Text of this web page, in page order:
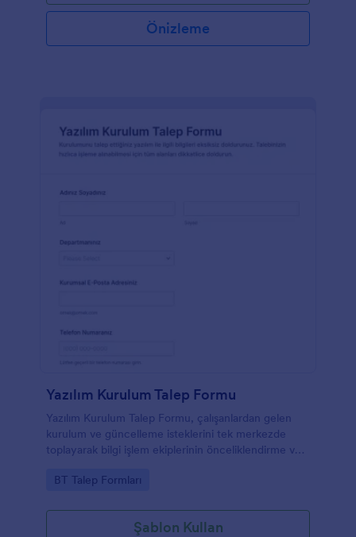
Önizleme
Yazılım Kurulum Talep Formu
Yazılım Kurulum Talep Formu, çalışanlardan gelen
kurulum ve güncelleme isteklerini tek merkezde
toplayarak bilgi işlem ekiplerinin önceliklendirme ve
olur.
Go to Category:
BT Talep Formları
Şablon Kullan